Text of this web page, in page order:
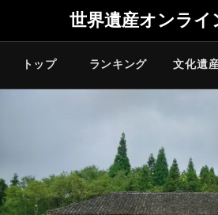
世界遺産オンライ
トップ ランキング 文化遺